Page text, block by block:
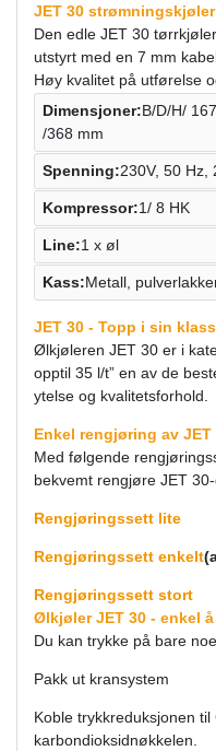
JET 30
Den edle JET 30
utstyrt med en 7 mm
Høy kvalitet på utførelse
Dimensjoner:B/D/H/
/368 mm
Spenning:230V, 50 Hz,
Kompressor:1/ 8 HK
Line:1 x øl
Kass:Metall,
JET 30 - Topp i sin
Ølkjøleren JET 30 er i
opptil 35 l/t” en av de
ytelse og kvalitetsforhold.
Enkel rengjøring av
Med følgende
bekvemt rengjøre JET
Rengjøringssett lite
Rengjøringssett enkelt
Rengjøringssett stort
Ølkjøler JET 30 - enkel
Du kan trykke på bare
Pakk ut kransystem
Koble trykkreduksjonen
karbondioksidnøkkelen.